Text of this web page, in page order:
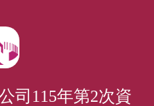
司115年第2次資